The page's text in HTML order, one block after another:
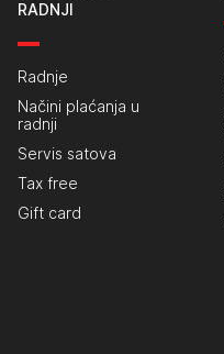
RADNJI
Radnje
Načini plaćanja u
radnji
Servis satova
Tax free
Gift card